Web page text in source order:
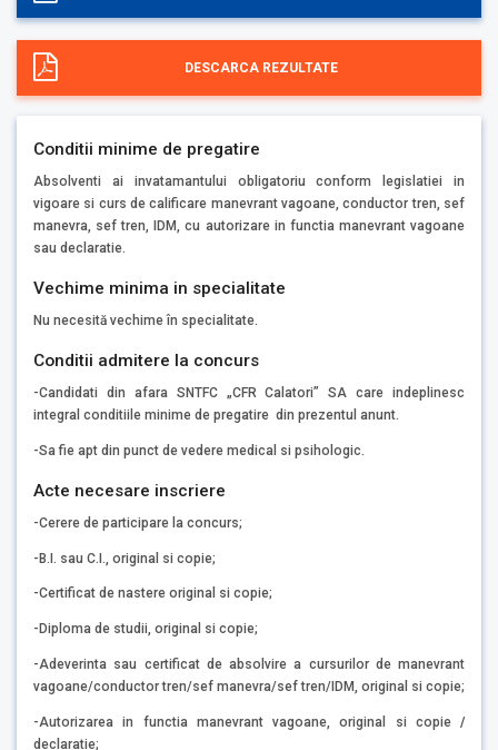
DESCARCA REZULTATE
Conditii minime de pregatire
Absolventi ai invatamantului obligatoriu conform legislatiei in
vigoare si curs de calificare manevrant vagoane, conductor tren, sef
manevra, sef tren, IDM, cu autorizare in functia manevrant vagoane
sau declaratie.
Vechime minima in specialitate
Nu necesită vechime în specialitate.
Conditii admitere la concurs
-Candidati din afara SNTFC „CFR Calatori” SA care indeplinesc
integral conditiile minime de pregatire din prezentul anunt.
-Sa fie apt din punct de vedere medical si psihologic.
Acte necesare inscriere
-Cerere de participare la concurs;
-B.I. sau C.I., original si copie;
-Certificat de nastere original si copie;
-Diploma de studii, original si copie;
-Adeverinta sau certificat de absolvire a cursurilor de manevrant
vagoane/conductor tren/sef manevra/sef tren/IDM, original si copie;
-Autorizarea in functia manevrant vagoane, original si copie /
declaratie;